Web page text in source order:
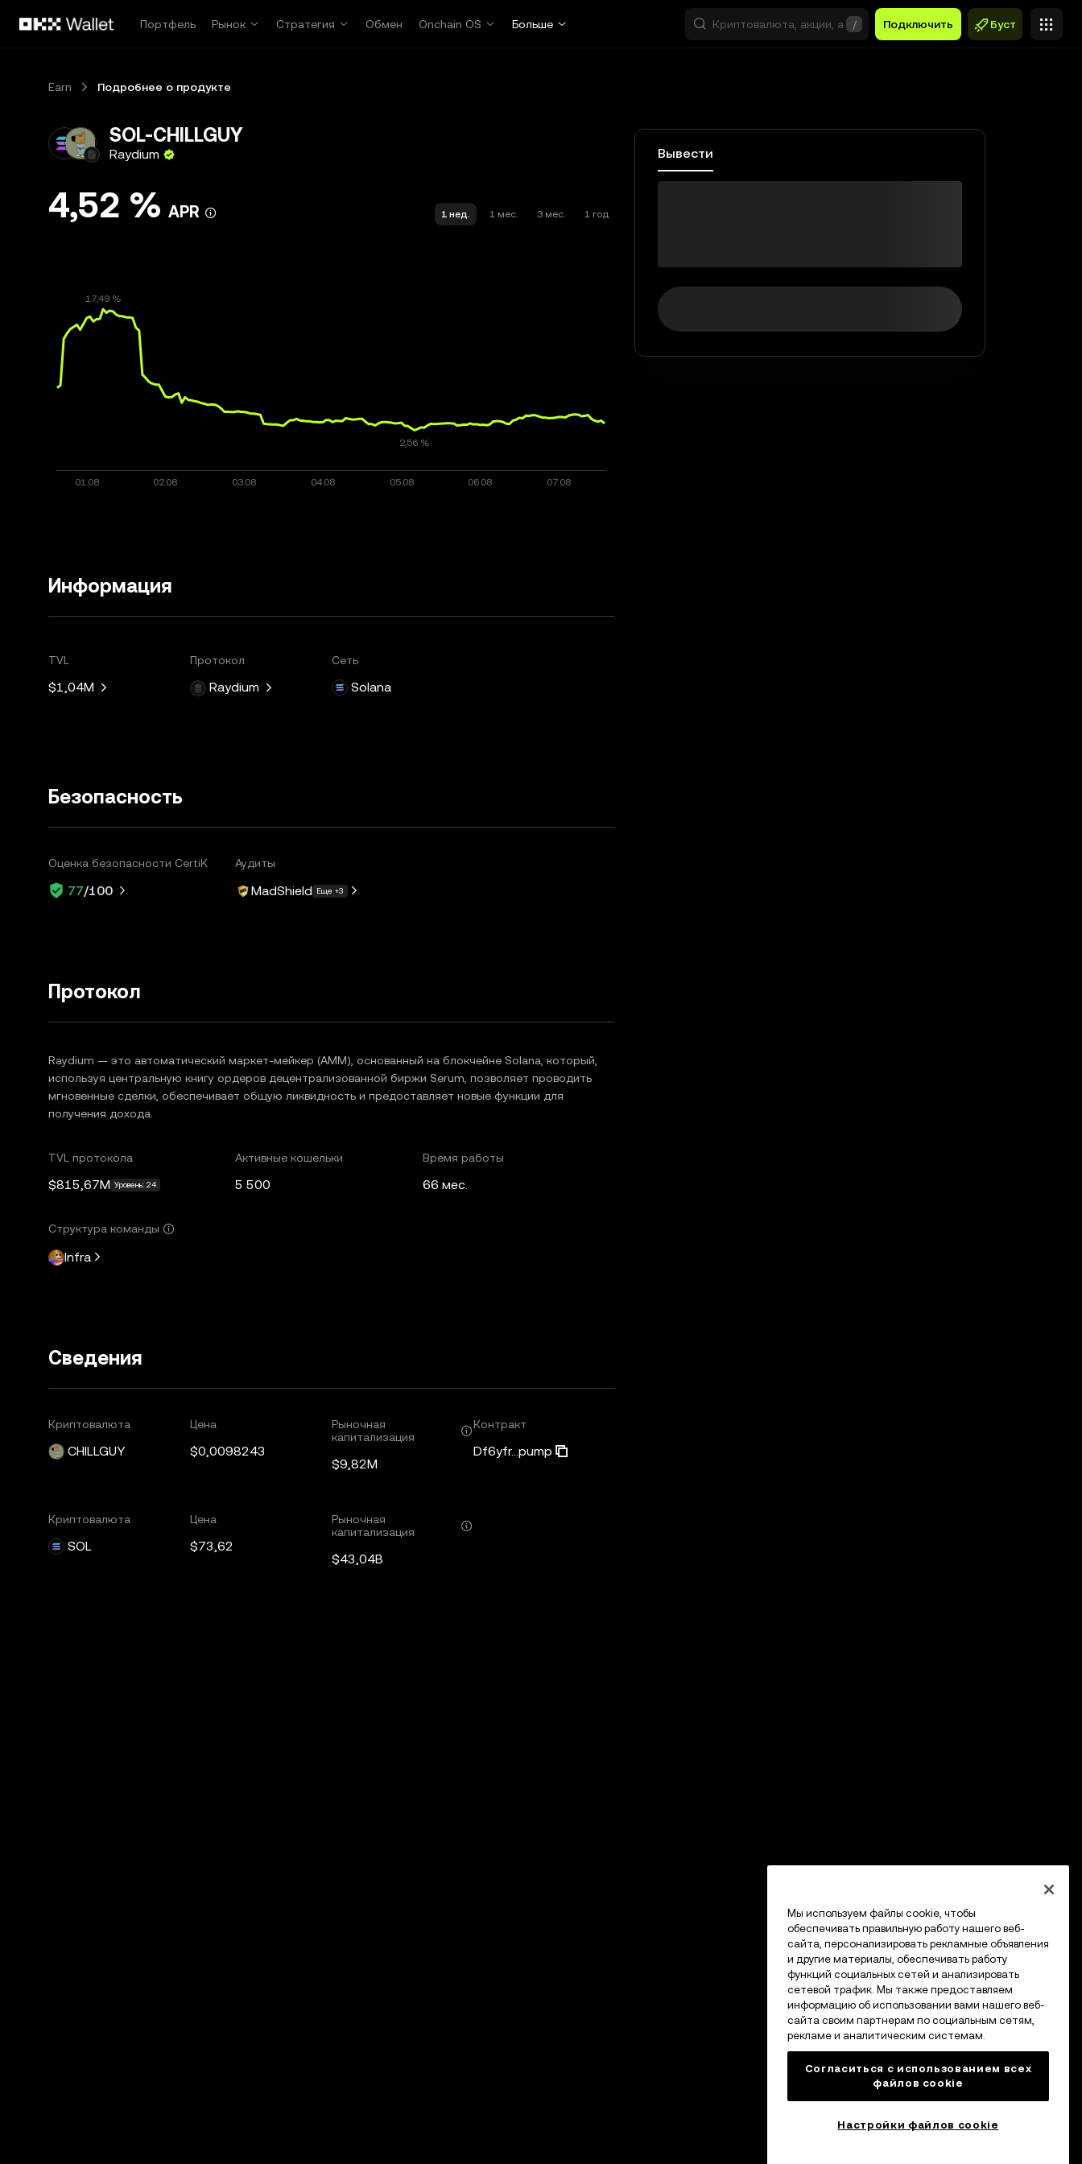
Портфель
Рынок Стратегия Обмен Onchain OS Больше / Подключить Буст
Earn Подробнее о продукте
SOL-CHILLGUY
Raydium
4,52 % APR 1 нед. 1 мес. 3 мес. 1 год
Информация
TVL
$1,04M
Протокол
Raydium
Сеть
Solana
Безопасность
Оценка безопасности CertiK
77/100
Аудиты
MadShield Еще +3
Протокол
Raydium — это автоматический маркет-мейкер (AMM), основанный на блокчейне Solana, который,
используя центральную книгу ордеров децентрализованной биржи Serum, позволяет проводить
мгновенные сделки, обеспечивает общую ликвидность и предоставляет новые функции для
получения дохода.
TVL протокола
$815,67M Уровень: 24
Активные кошельки
5 500
Время работы
66 мес.
Структура команды
Infra
Сведения
Криптовалюта
CHILLGUY
Цена
$0,0098243
Рыночная
капитализация
$9,82M
Контракт
Df6yfr...pump
Криптовалюта
SOL
Цена
$73,62
Рыночная
капитализация
$43,04B
Вывести
Мы используем файлы cookie, чтобы
обеспечивать правильную работу нашего веб-
сайта, персонализировать рекламные объявления
и другие материалы, обеспечивать работу
функций социальных сетей и анализировать
сетевой трафик. Мы также предоставляем
информацию об использовании вами нашего веб-
сайта своим партнерам по социальным сетям,
рекламе и аналитическим системам.
Согласиться с использованием всех
файлов cookie
Настройки файлов cookie